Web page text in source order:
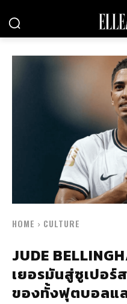
HOME CULTURE
JUDE
เยอรมันสู่ซูเปอร์
ของทั้งฟุตบอลแ